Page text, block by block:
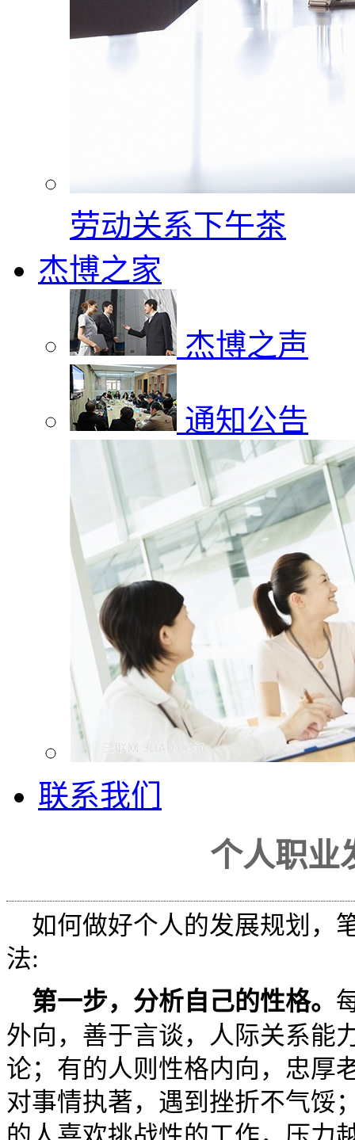
劳动关系下午茶
杰博之家
杰博之声
通知公告
联系我们
个人职业
如何做好个人的发展规划，
法:
第一步，分析自己的性格。
外向，善于言谈，人际关系能
论；有的人则性格内向，忠厚
对事情执著，遇到挫折不气馁